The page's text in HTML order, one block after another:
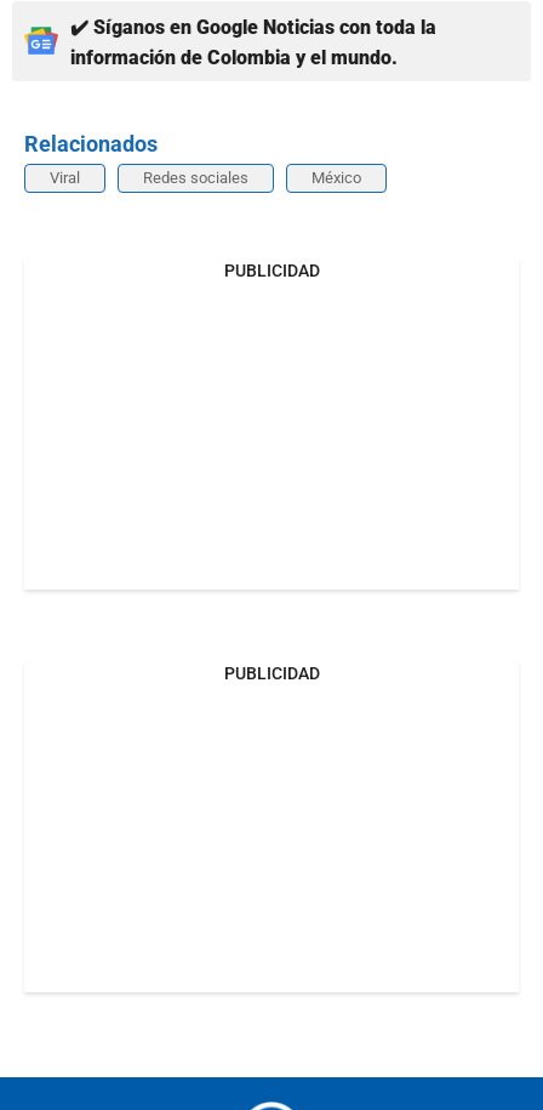
✔️ Síganos en Google Noticias con toda la
información de Colombia y el mundo.
Relacionados
Viral Redes sociales México
PUBLICIDAD
PUBLICIDAD